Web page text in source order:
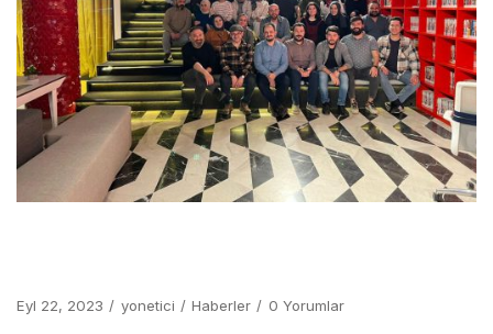
Eyl 22, 2023 yonetici Haberler 0 Yorumlar